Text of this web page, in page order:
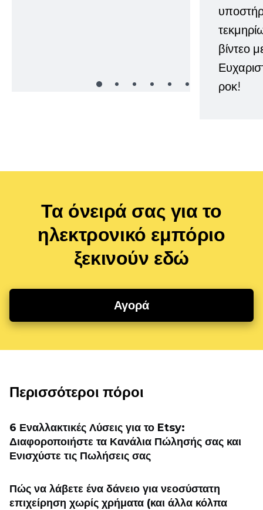
βίντεο
ροκ!
Τα όνειρά σας για το
ηλεκτρονικό εμπόριο
ξεκινούν εδώ
Αγορά
Περισσότεροι πόροι
6 Εναλλακτικές Λύσεις για το Etsy:
Διαφοροποιήστε τα Κανάλια Πώλησής σας και
Ενισχύστε τις Πωλήσεις σας
Πώς να λάβετε ένα δάνειο για νεοσύστατη
επιχείρηση χωρίς χρήματα (και άλλα κόλπα